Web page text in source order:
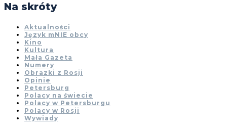
Na skróty
Aktualności
Język mNIE obcy
Kino
Kultura
Mała Gazeta
Numery
Obrazki z Rosji
Opinie
Petersburg
Polacy na świecie
Polacy w Petersburgu
Polacy w Rosji
Wywiady